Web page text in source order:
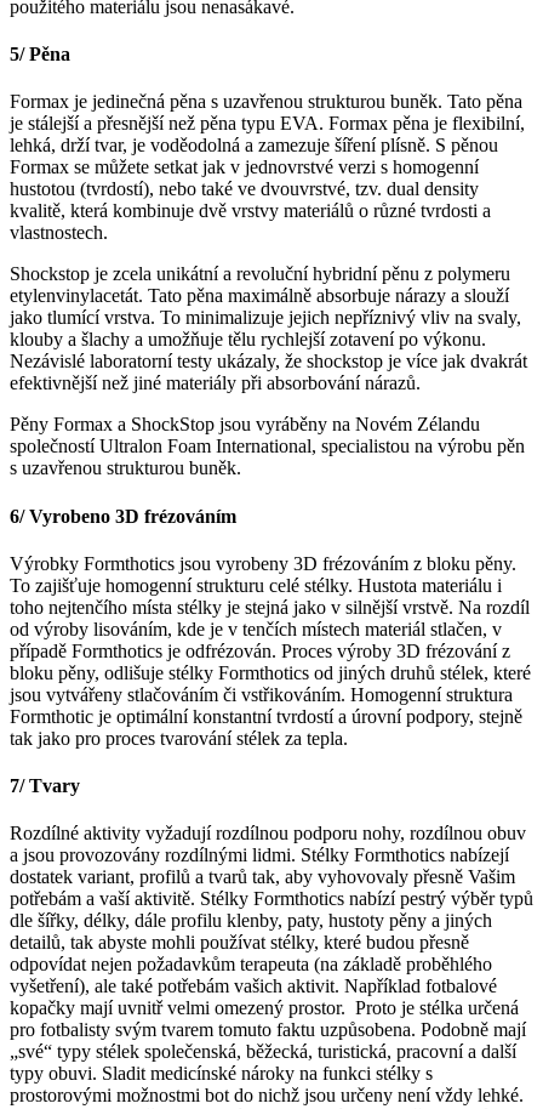
použitého materiálu jsou nenasákavé.
5/ Pěna
Formax je jedinečná pěna s uzavřenou strukturou buněk. Tato pěna
je stálejší a přesnější než pěna typu EVA. Formax pěna je flexibilní,
lehká, drží tvar, je voděodolná a zamezuje šíření plísně. S pěnou
Formax se můžete setkat jak v jednovrstvé verzi s homogenní
hustotou (tvrdostí), nebo také ve dvouvrstvé, tzv. dual density
kvalitě, která kombinuje dvě vrstvy materiálů o různé tvrdosti a
vlastnostech.
Shockstop je zcela unikátní a revoluční hybridní pěnu z polymeru
etylenvinylacetát. Tato pěna maximálně absorbuje nárazy a slouží
jako tlumící vrstva. To minimalizuje jejich nepříznivý vliv na svaly,
klouby a šlachy a umožňuje tělu rychlejší zotavení po výkonu.
Nezávislé laboratorní testy ukázaly, že shockstop je více jak dvakrát
efektivnější než jiné materiály při absorbování nárazů.
Pěny Formax a ShockStop jsou vyráběny na Novém Zélandu
společností Ultralon Foam International, specialistou na výrobu pěn
s uzavřenou strukturou buněk.
6/ Vyrobeno 3D frézováním
Výrobky Formthotics jsou vyrobeny 3D frézováním z bloku pěny.
To zajišťuje homogenní strukturu celé stélky. Hustota materiálu i
toho nejtenčího místa stélky je stejná jako v silnější vrstvě. Na rozdíl
od výroby lisováním, kde je v tenčích místech materiál stlačen, v
případě Formthotics je odfrézován. Proces výroby 3D frézování z
bloku pěny, odlišuje stélky Formthotics od jiných druhů stélek, které
jsou vytvářeny stlačováním či vstřikováním. Homogenní struktura
Formthotic je optimální konstantní tvrdostí a úrovní podpory, stejně
tak jako pro proces tvarování stélek za tepla.
7/ Tvary
Rozdílné aktivity vyžadují rozdílnou podporu nohy, rozdílnou obuv
a jsou provozovány rozdílnými lidmi. Stélky Formthotics nabízejí
dostatek variant, profilů a tvarů tak, aby vyhovovaly přesně Vašim
potřebám a vaší aktivitě. Stélky Formthotics nabízí pestrý výběr typů
dle šířky, délky, dále profilu klenby, paty, hustoty pěny a jiných
detailů, tak abyste mohli používat stélky, které budou přesně
odpovídat nejen požadavkům terapeuta (na základě proběhlého
vyšetření), ale také potřebám vašich aktivit. Například fotbalové
kopačky mají uvnitř velmi omezený prostor. Proto je stélka určená
pro fotbalisty svým tvarem tomuto faktu uzpůsobena. Podobně mají
„své“ typy stélek společenská, běžecká, turistická, pracovní a další
typy obuvi. Sladit medicínské nároky na funkci stélky s
prostorovými možnostmi bot do nichž jsou určeny není vždy lehké.